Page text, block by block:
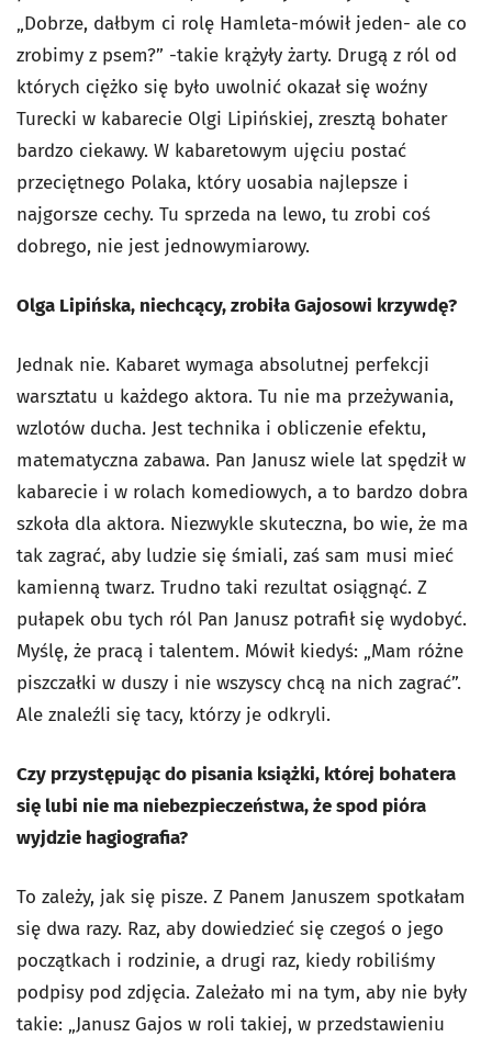
„Dobrze, dałbym ci rolę Hamleta-mówił jeden- ale co
zrobimy z psem?” -takie krążyły żarty. Drugą z ról od
których ciężko się było uwolnić okazał się woźny
Turecki w kabarecie Olgi Lipińskiej, zresztą bohater
bardzo ciekawy. W kabaretowym ujęciu postać
przeciętnego Polaka, który uosabia najlepsze i
najgorsze cechy. Tu sprzeda na lewo, tu zrobi coś
dobrego, nie jest jednowymiarowy.
Olga Lipińska, niechcący, zrobiła Gajosowi krzywdę?
Jednak nie. Kabaret wymaga absolutnej perfekcji
warsztatu u każdego aktora. Tu nie ma przeżywania,
wzlotów ducha. Jest technika i obliczenie efektu,
matematyczna zabawa. Pan Janusz wiele lat spędził w
kabarecie i w rolach komediowych, a to bardzo dobra
szkoła dla aktora. Niezwykle skuteczna, bo wie, że ma
tak zagrać, aby ludzie się śmiali, zaś sam musi mieć
kamienną twarz. Trudno taki rezultat osiągnąć. Z
pułapek obu tych ról Pan Janusz potrafił się wydobyć.
Myślę, że pracą i talentem. Mówił kiedyś: „Mam różne
piszczałki w duszy i nie wszyscy chcą na nich zagrać”.
Ale znaleźli się tacy, którzy je odkryli.
Czy przystępując do pisania książki, której bohatera
się lubi nie ma niebezpieczeństwa, że spod pióra
wyjdzie hagiografia?
To zależy, jak się pisze. Z Panem Januszem spotkałam
się dwa razy. Raz, aby dowiedzieć się czegoś o jego
początkach i rodzinie, a drugi raz, kiedy robiliśmy
podpisy pod zdjęcia. Zależało mi na tym, aby nie były
takie: „Janusz Gajos w roli takiej, w przedstawieniu